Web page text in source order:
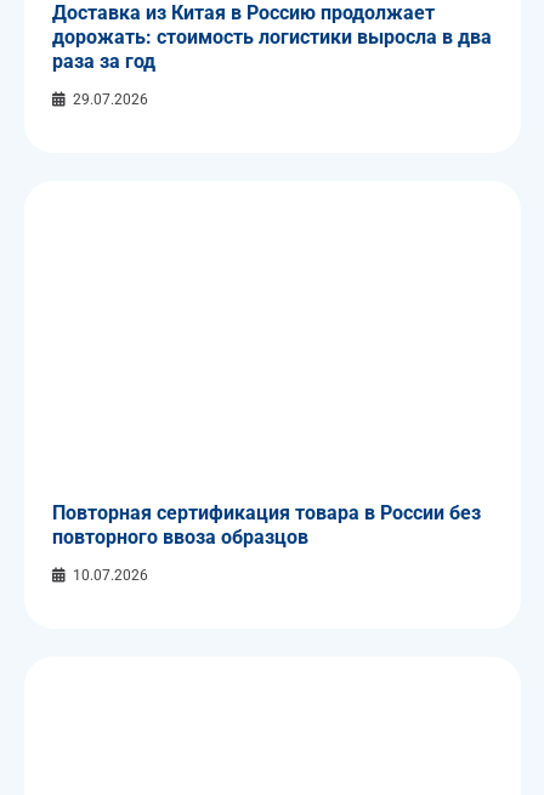
Доставка из Китая в Россию продолжает
дорожать: стоимость логистики выросла в два
раза за год
29.07.2026
Повторная сертификация товара в России без
повторного ввоза образцов
10.07.2026